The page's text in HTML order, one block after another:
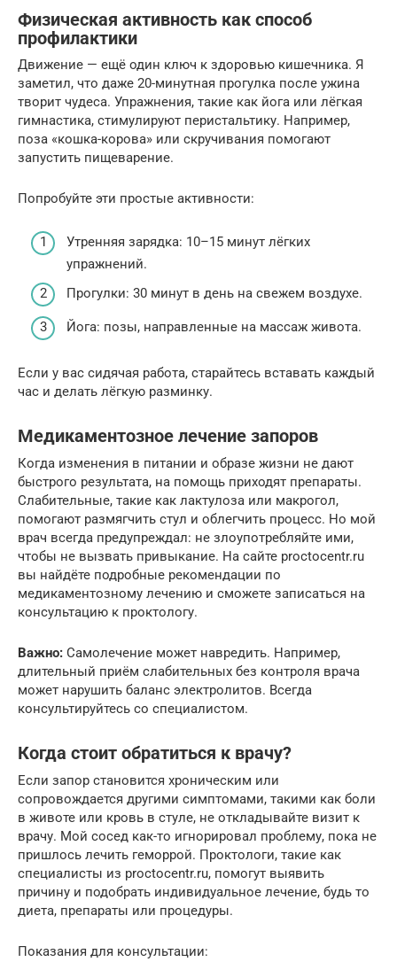
Физическая активность как способ
профилактики
Движение — ещё один ключ к здоровью кишечника. Я
заметил, что даже 20-минутная прогулка после ужина
творит чудеса. Упражнения, такие как йога или лёгкая
гимнастика, стимулируют перистальтику. Например,
поза «кошка-корова» или скручивания помогают
запустить пищеварение.
Попробуйте эти простые активности:
Утренняя зарядка: 10–15 минут лёгких
упражнений.
Прогулки: 30 минут в день на свежем воздухе.
Йога: позы, направленные на массаж живота.
Если у вас сидячая работа, старайтесь вставать каждый
час и делать лёгкую разминку.
Медикаментозное лечение запоров
Когда изменения в питании и образе жизни не дают
быстрого результата, на помощь приходят препараты.
Слабительные, такие как лактулоза или макрогол,
помогают размягчить стул и облегчить процесс. Но мой
врач всегда предупреждал: не злоупотребляйте ими,
чтобы не вызвать привыкание. На сайте proctocentr.ru
вы найдёте подробные рекомендации по
медикаментозному лечению и сможете записаться на
консультацию к проктологу.
Важно: Самолечение может навредить. Например,
длительный приём слабительных без контроля врача
может нарушить баланс электролитов. Всегда
консультируйтесь со специалистом.
Когда стоит обратиться к врачу?
Если запор становится хроническим или
сопровождается другими симптомами, такими как боли
в животе или кровь в стуле, не откладывайте визит к
врачу. Мой сосед как-то игнорировал проблему, пока не
пришлось лечить геморрой. Проктологи, такие как
специалисты из proctocentr.ru, помогут выявить
причину и подобрать индивидуальное лечение, будь то
диета, препараты или процедуры.
Показания для консультации: